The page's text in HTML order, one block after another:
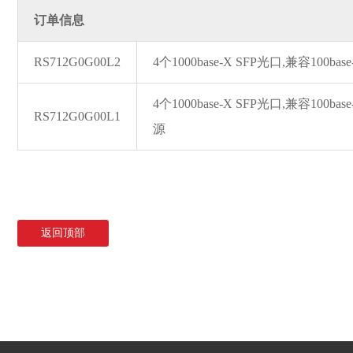
订单信息
RS712G0G00L2 4个1000base-X SFP光口,兼容100ba
RS712G0G00L1
4个1000base-X SFP光口,兼容100ba
源
返回顶部